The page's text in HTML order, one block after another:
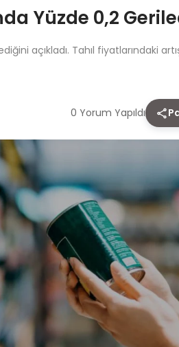
Yüzde 0,2
açıkladı. Tahıl fiyatlarındaki
0 Yorum Yapıldı